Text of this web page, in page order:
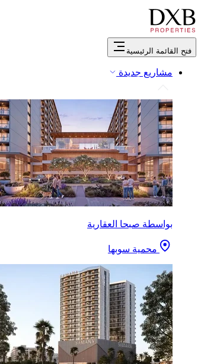
فتح القائمة الرئيسية
مشاريع جديدة
بواسطة صبحا العقارية
محمية سوبها